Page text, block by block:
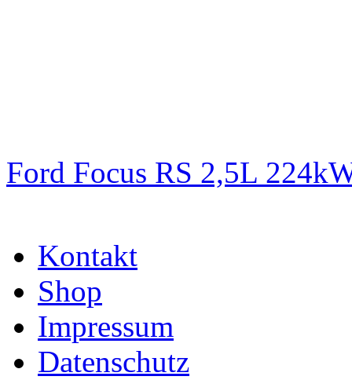
Ford Focus RS 2,5L
Kontakt
Shop
Impressum
Datenschutz